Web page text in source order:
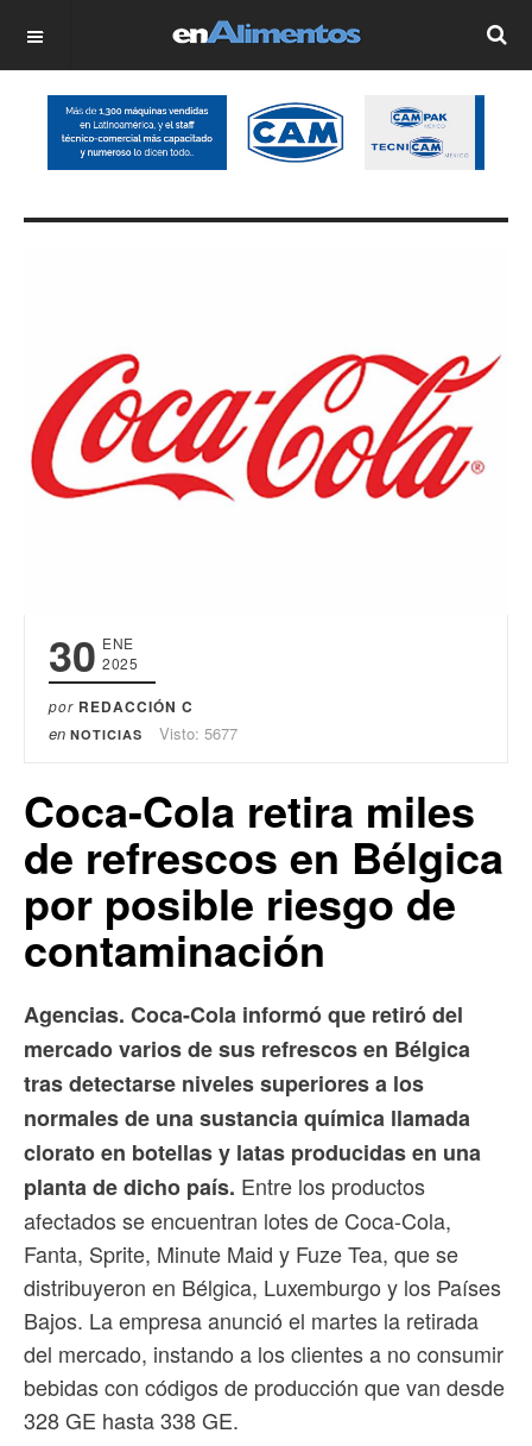
OFF CANVAS
30 ENE
2025
por REDACCIÓN C
en NOTICIAS Visto: 5677
Coca-Cola retira miles
de refrescos en Bélgica
por posible riesgo de
contaminación
Agencias. Coca-Cola informó que retiró del
mercado varios de sus refrescos en Bélgica
tras detectarse niveles superiores a los
normales de una sustancia química llamada
clorato en botellas y latas producidas en una
planta de dicho país. Entre los productos
afectados se encuentran lotes de Coca-Cola,
Fanta, Sprite, Minute Maid y Fuze Tea, que se
distribuyeron en Bélgica, Luxemburgo y los Países
Bajos. La empresa anunció el martes la retirada
del mercado, instando a los clientes a no consumir
bebidas con códigos de producción que van desde
328 GE hasta 338 GE.